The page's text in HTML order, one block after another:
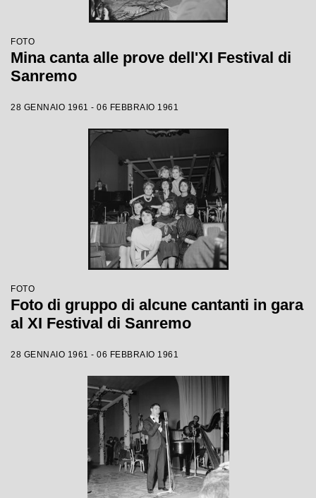
FOTO
Mina canta alle prove dell'XI Festival di
Sanremo
28 GENNAIO 1961 - 06 FEBBRAIO 1961
FOTO
Foto di gruppo di alcune cantanti in gara
al XI Festival di Sanremo
28 GENNAIO 1961 - 06 FEBBRAIO 1961